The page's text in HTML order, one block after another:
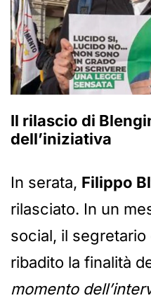
Il rilascio di
dell’iniziativa
In serata, Filippo
rilasciato. In un
social, il segretario
ribadito la finalità
momento